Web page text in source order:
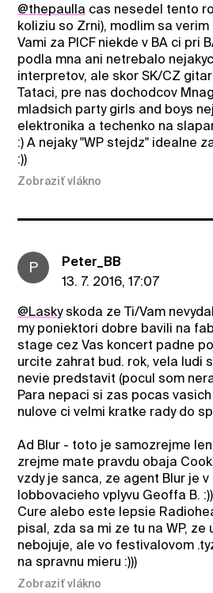
@thepaulla cas nesedel tento
koliziu so Zrni), modlim sa
Vami za PICF niekde v BA ci pri
podla mna ani netrebalo
interpretov, ale skor SK/CZ
Tataci, pre nas dochodcov
mladsich party girls and boys
elektronika a techenko na
:) A nejaky "WP stejdz" idealne
:))
Zobraziť vlákno
P
Peter_BB
13. 7. 2016, 17:07
@Laskyskoda ze Ti/Vam
my poniektori dobre bavili na
stage cez Vas koncert padne
urcite zahrat bud. rok, vela ludi
nevie predstavit (pocul som
Para nepaci si zas pocas
nulove ci velmi kratke rady do
Ad Blur - toto je samozrejme len
zrejme mate pravdu obaja
vzdy je sanca, ze agent Blur je v
lobbovacieho vplyvu Geoffa B.
Cure alebo este lepsie
pisal, zda sa mi ze tu na WP, ze
nebojuje, ale vo festivalovom
na spravnu mieru :)))
Zobraziť vlákno